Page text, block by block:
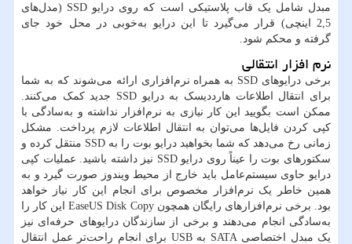
مبدل شامل یک قاب پلاستیکی است که روی درایو SSD (مدل‌های
2,5 اینچی) قرار می‌گیرد تا این درایو به‌خوبی در محل خود جای
گرفته و محکم شود.
نرم افزار انتقالی
برخی درایوهای SSD به همراه نرم‌افزاری ارائه می‌شوند که به شما
برای انتقال اطلاعات هارددیسک به درایو SSD جدید کمک می‌کنند.
ممکن است بگویید این کار نیازی به نرم‌افزار نداشته و به‌سادگی با
کپی کردن فایل‌ها می‌توان به انتقال اطلاعات لازم پرداخت. مشکل
زمانی رخ می‌دهد که شما بخواهید درایو بوت را به SSD منتقل کرده و
سکتورهای بوت را عیناً روی درایو SSD نیز داشته باشید. عملیات کپی
درایو حاوی سیستم‌عامل باید خارج از محیط ویندوز صورت گیرد و به
همین خاطر یک نرم‌افزار مخصوص برای انجام این کار نیاز خواهد
بود. برخی نرم‌افزارهای رایگان همچون EaseUS Disk Copy این کار را
به‌سادگی انجام می‌دهند و برخی از سازندگان درایوهای حرفه‌ای نیز
یک مبدل اختصاصی SATA به USB برای انجام راحت‌تر عمل انتقال